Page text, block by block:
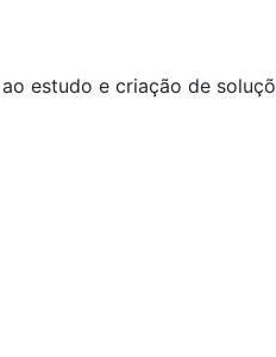
estudo e criação de